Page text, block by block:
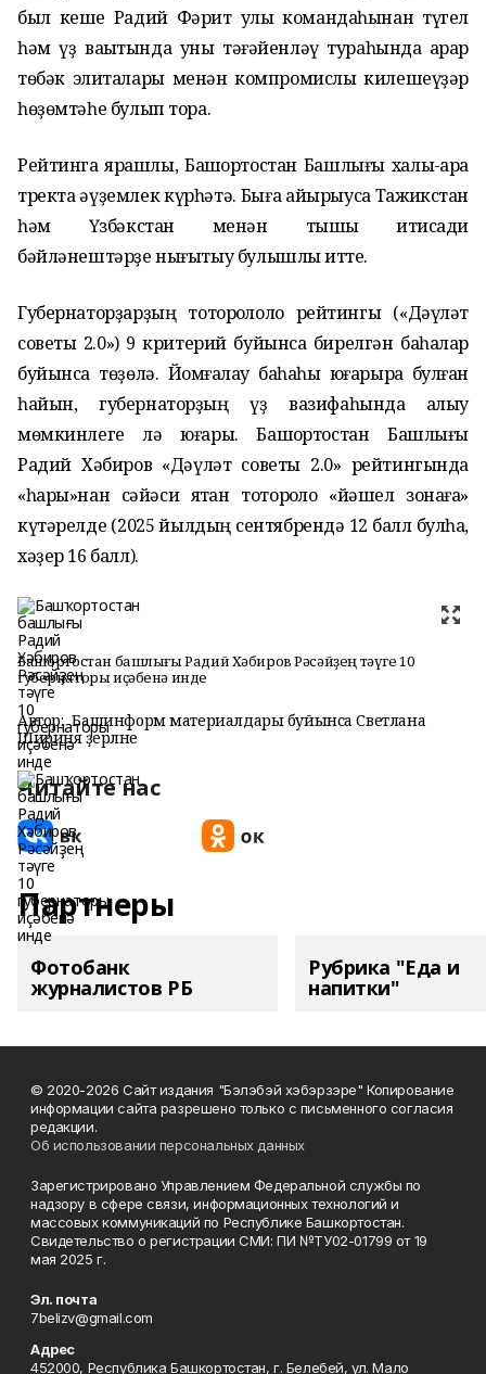
был кеше Радий Фәрит улы командаһынан түгел
һәм үҙ ваҡытында уны тәғәйенләү тураһында ҡарар
төбәк элиталары менән компромислы килешеүҙәр
һөҙөмтәһе булып тора.
Рейтингҡа ярашлы, Башҡортостан Башлығы халыҡ-ара
тректа әүҙемлек күрһәтә. Быға айырыуса Тажикстан
һәм Үзбәкстан менән тышҡы иҡтисади
бәйләнештәрҙе нығытыу булышлыҡ итте.
Губернаторҙарҙың тотороҡлолоҡ рейтингы («Дәүләт
советы 2.0») 9 критерий буйынса бирелгән баһалар
буйынса төҙөлә. Йомғаҡлау баһаһы юғарыраҡ булған
һайын, губернаторҙың үҙ вазифаһында ҡалыу
мөмкинлеге лә юғары. Башҡортостан Башлығы
Радий Хәбиров «Дәүләт советы 2.0» рейтингында
«һары»нан сәйәси яҡтан тотороҡло «йәшел зонаға»
күтәрелде (2025 йылдың сентябрендә 12 балл булһа,
хәҙер 16 балл).
Башҡортостан башлығы Радий Хәбиров Рәсәйҙең тәүге 10
губернаторы иҫәбенә инде
Автор: Башинформ материалдары буйынса Светлана
Шириня әҙерләне
Читайте нас
Партнеры
Фотобанк
журналистов РБ
Рубрика "Еда и
напитки"
© 2020-2026 Сайт издания "Бэлэбэй хэбэрзэре" Копирование
информации сайта разрешено только с письменного согласия
редакции.
Об использовании персональных данных
Зарегистрировано Управлением Федеральной службы по
надзору в сфере связи, информационных технологий и
массовых коммуникаций по Республике Башкортостан.
Свидетельство о регистрации СМИ: ПИ №ТУ02-01799 от 19
мая 2025 г.
Эл. почта
7belizv@gmail.com
Адрес
452000, Республика Башкортостан, г. Белебей, ул. Мало